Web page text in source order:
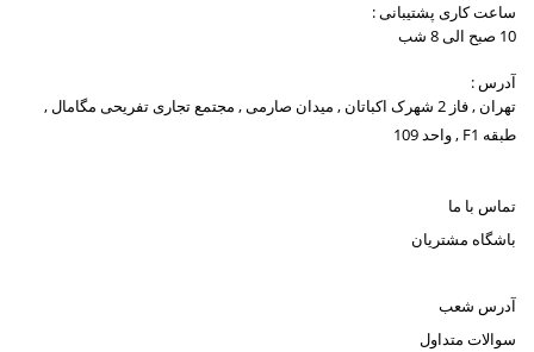
ساعت کاری پشتیبانی :
10 صبح الی 8 شب
آدرس :
تهران , فاز 2 شهرک اکباتان , میدان صارمی , مجتمع تجاری تفریحی مگامال ,
طبقه F1 , واحد 109
تماس با ما
باشگاه مشتریان
آدرس شعب
سوالات متداول